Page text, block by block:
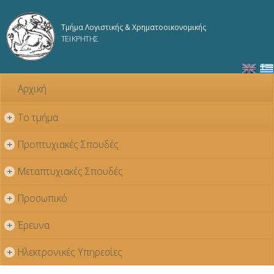
κυρίως
Τμήμα Λογιστικής & Χρηματοοικονομικής
ΤΕΙ ΚΡΗΤΗΣ
Αρχική
+ Το τμήμα
+ Προπτυχιακές Σπουδές
+ Μεταπτυχιακές Σπουδές
+ Προσωπικό
+ Έρευνα
+ Ηλεκτρονικές Υπηρεσίες